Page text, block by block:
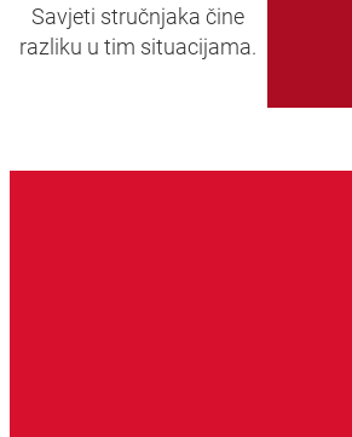
Savjeti stručnjaka čine
razliku u tim situacijama.